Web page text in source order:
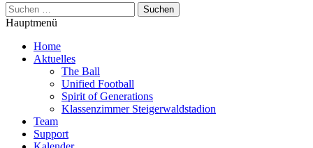
Suchen
nach:
Hauptmenü
Home
Aktuelles
The Ball
Unified Football
Spirit of Generations
Klassenzimmer Steigerwaldstadion
Team
Support